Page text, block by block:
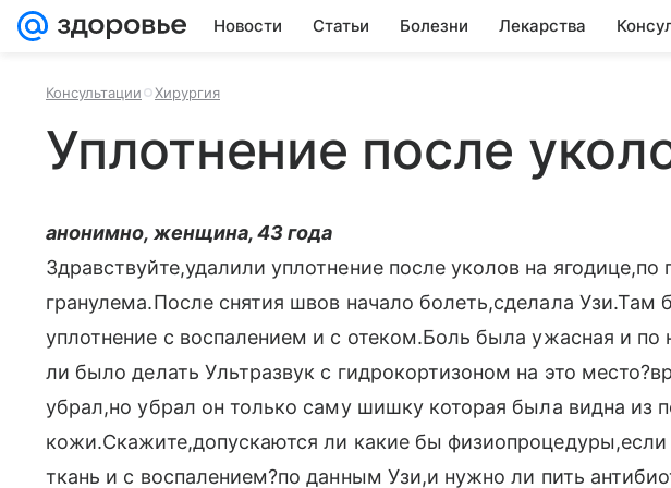
Новости Статьи Болезни Лекарства
Консультации Хирургия
Уплотнение после
анонимно, женщина, 43 года
Здравствуйте,удалили уплотнение после уколов на ягодице,по
гранулема.После снятия швов начало болеть,сделала Узи.Там
уплотнение с воспалением и с отеком.Боль была ужасная и
ли было делать Ультразвук с гидрокортизоном на это
убрал,но убрал он только саму шишку которая была видна из
кожи.Скажите,допускаются ли какие бы физиопроцедуры,если
ткань и с воспалением?по данным Узи,и нужно ли пить